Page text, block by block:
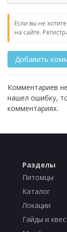
Если вы не
на сайте.
Комментариев
нашел ошибку,
комментариях.
Разделы
Питомцы
Каталог
Локации
Гайды и